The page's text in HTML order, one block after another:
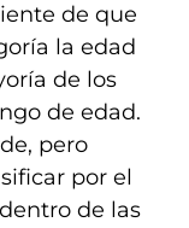
de que
la edad
de los
de edad.
pero
por el
de las